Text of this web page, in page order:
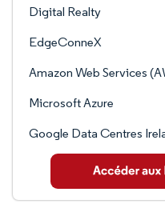
Digital Realty
EdgeConneX
Amazon Web Services
Microsoft Azure
Google Data Centres